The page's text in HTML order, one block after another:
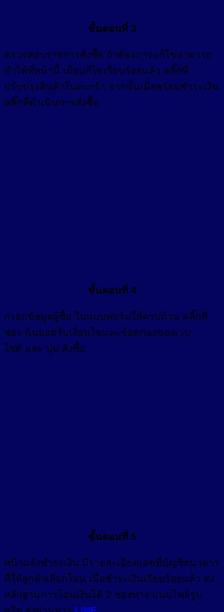
ขั้นตอนที่ 3
ตรวจสอบรายการสั่งซื้อ ถ้าต้องการแก้ไขสามารถ
ทำได้ที่หน้านี้ เมื่อแก้ไขเรียบร้อยแล้ว คลิ๊กที่
ปรับปรุงสินค้าในตะกร้า จากนั้นเมื่อพร้อมชำระเงิน
คลิ๊กที่ดำเนินการสั่งซื้อ
ขั้นตอนที่ 4
กรอกข้อมูลผู้ซื้อ ในแบบฟอร์มให้ครบถ้วน คลิ๊กที่
ช่อง ฉันยอมรับเงื่อนไขและข้อตกลงของเวป
ไซต์ และ ปุ่ม สั่งซื้อ
ขั้นตอนที่ 5
หน้าแจ้งชำระเงิน มีรายละเอียดเลขที่บัญชีธนาคาร
ที่ให้ลูกค้าเลือกโอน เมื่อชำระเงินเรียบร้อยแล้ว ส่ง
หลักฐานการโอนเงินได้ 2 ช่องทาง แนบไฟล์รูป